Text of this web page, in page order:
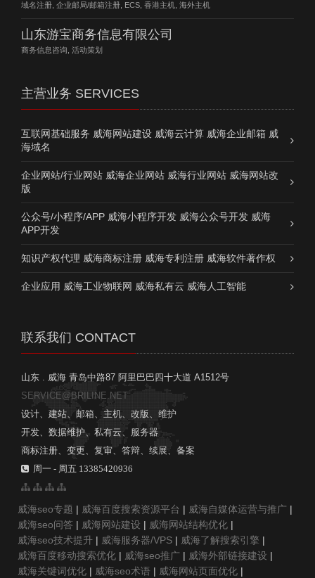
域名注册, 企业邮局/邮箱注册, ECS, 香港主机, 海外主机
山东游宝商务信息有限公司
商务信息咨询, 活动策划
主营业务 SERVICES
互联网基础服务 威海网站建设 威海云计算 威海企业邮箱 威
海域名
企业网站/行业网站 威海企业网站 威海行业网站 威海网站改
版
公众号/小程序/APP 威海小程序开发 威海公众号开发 威海
APP开发
知识产权代理 威海商标注册 威海专利注册 威海软件著作权
企业应用 威海工业物联网 威海私有云 威海人工智能
联系我们 CONTACT
山东 . 威海 青岛中路87 阿里巴巴四十大道 A1512号
SERVICE@BRILINE.NET
设计、建站、邮箱、主机、改版、维护
开发、数据维护、私有云、服务器
商标注册、变更、复审、答辩、续展、备案
周一 - 周五 13385420936
威海seo专题 | 威海百度搜索资源平台 | 威海自媒体运营与推广 |
威海seo问答 | 威海网站建设 | 威海网站结构优化 |
威海seo技术提升 | 威海服务器/VPS | 威海了解搜索引擎 |
威海百度移动搜索优化 | 威海seo推广 | 威海外部链接建设 |
威海关键词优化 | 威海seo术语 | 威海网站页面优化 |